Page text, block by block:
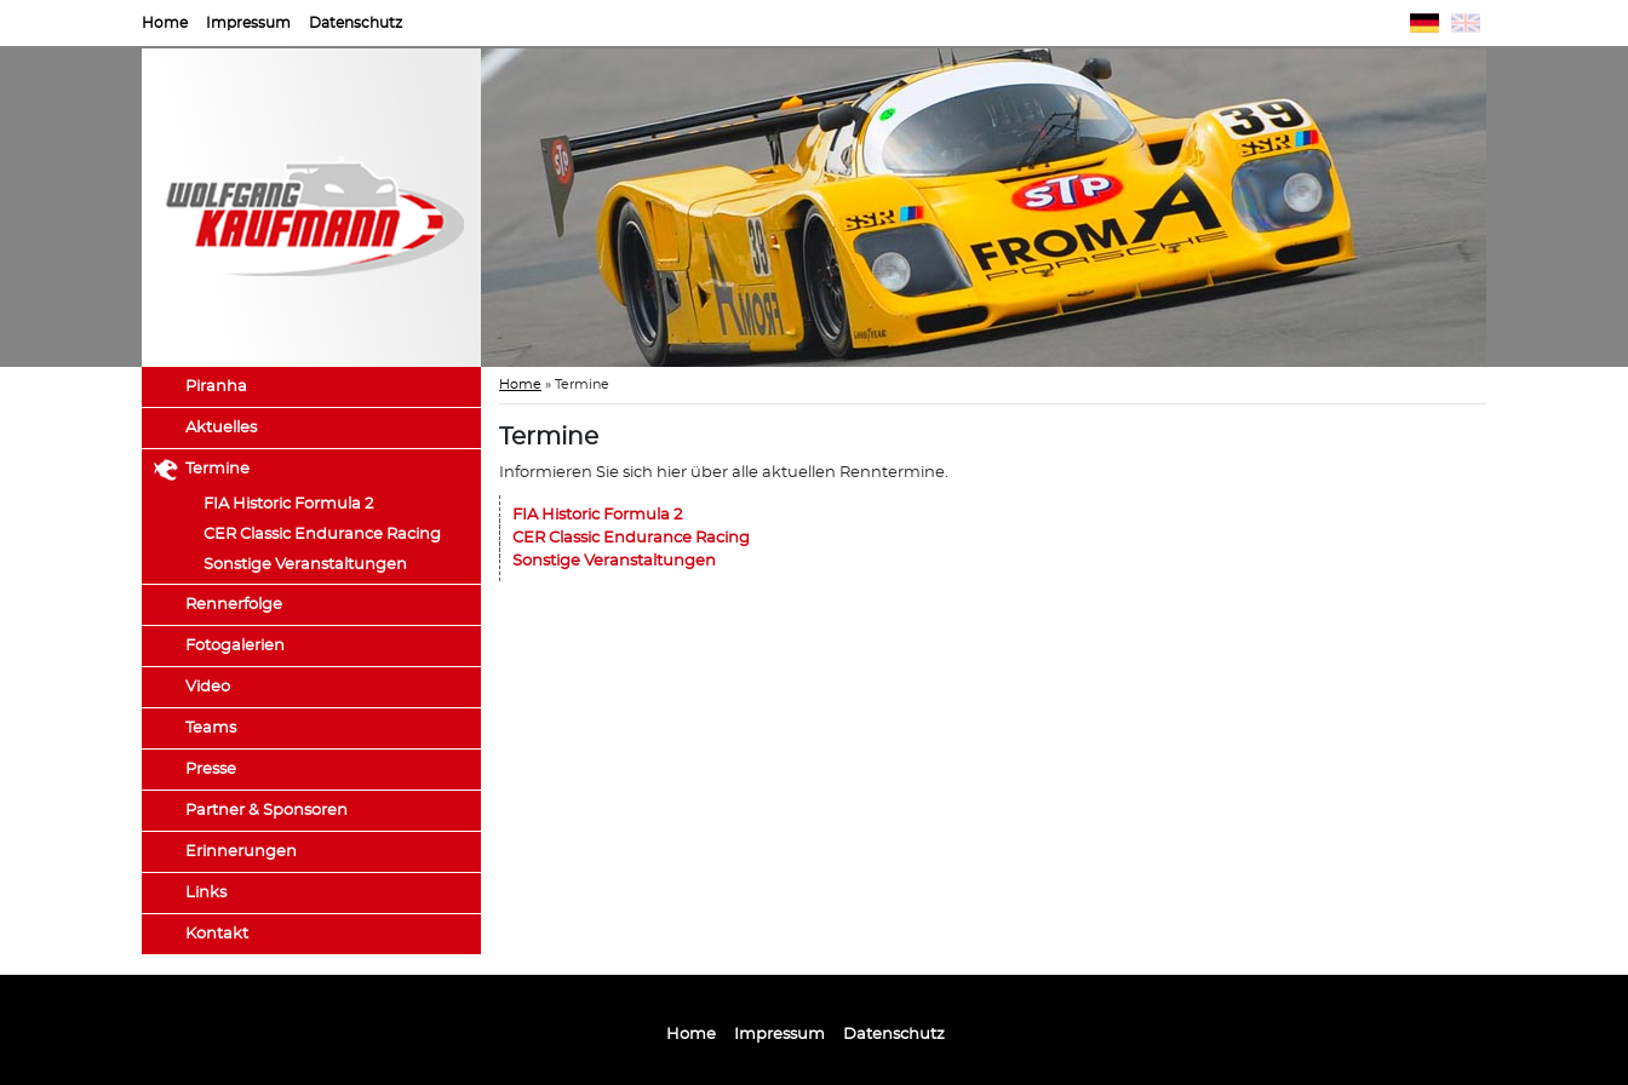
Home Impressum Datenschutz
Piranha
Aktuelles
Termine
FIA Historic Formula 2
CER Classic Endurance Racing
Sonstige Veranstaltungen
Rennerfolge
Fotogalerien
Video
Teams
Presse
Partner & Sponsoren
Erinnerungen
Links
Kontakt
Home » Termine
Termine
Informieren Sie sich hier über alle aktuellen Renntermine.
FIA Historic Formula 2
CER Classic Endurance Racing
Sonstige Veranstaltungen
Home Impressum Datenschutz